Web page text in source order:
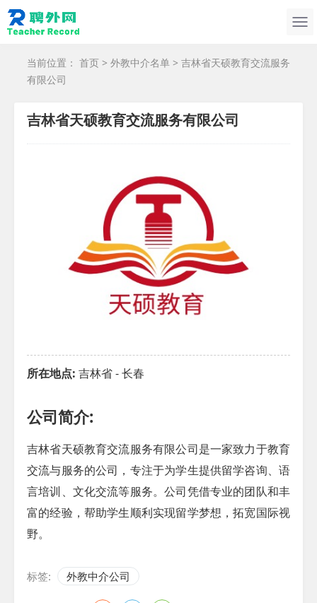
当前位置： 首页 > 外教中介名单 > 吉林省天硕教育交流服务
有限公司
吉林省天硕教育交流服务有限公司
所在地点: 吉林省 - 长春
公司简介:
吉林省天硕教育交流服务有限公司是一家致力于教育
交流与服务的公司，专注于为学生提供留学咨询、语
言培训、文化交流等服务。公司凭借专业的团队和丰
富的经验，帮助学生顺利实现留学梦想，拓宽国际视
野。
标签: 外教中介公司